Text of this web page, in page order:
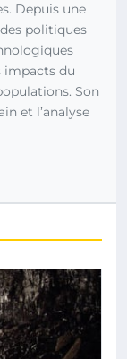
Depuis une
politiques
impacts du
Son
et l’analyse